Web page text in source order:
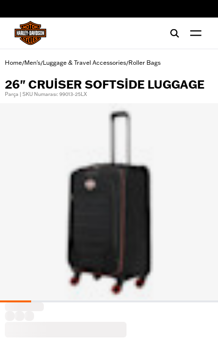
Home/Men's/Luggage & Travel Accessories/Roller Bags
26" CRUISER SOFTSIDE LUGGAGE
Parça | SKU Numarası: 99013-25LX